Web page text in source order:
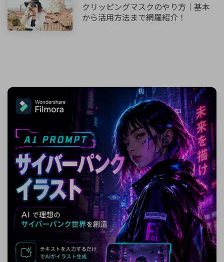
クリッピングマスクのやり方｜基本
から活用方法まで網羅紹介！